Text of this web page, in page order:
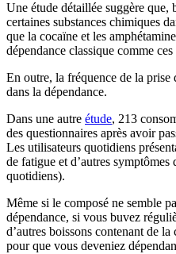
Une étude détaillée suggère que,
certaines substances chimiques
que la cocaïne et les
dépendance classique comme ces
En outre, la fréquence de la
dans la dépendance.
Dans une autre étude, 213
des questionnaires après avoir
Les utilisateurs quotidiens
de fatigue et d’autres
quotidiens).
Même si le composé ne semble
dépendance, si vous buvez
d’autres boissons contenant de
pour que vous deveniez